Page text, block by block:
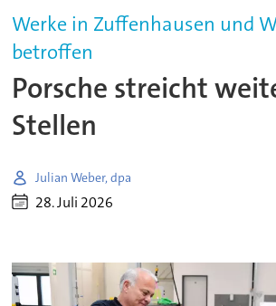
Werke in Zuffenhausen und
betroffen
Porsche streicht
Stellen
Julian Weber, dpa
28. Juli 2026